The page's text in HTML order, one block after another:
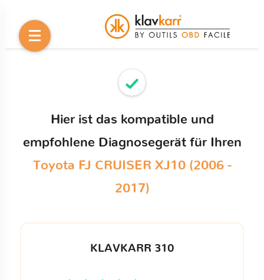
Hier ist das kompatible und
empfohlene Diagnosegerät für Ihren
Toyota FJ CRUISER XJ10 (2006 -
2017)
KLAVKARR 310